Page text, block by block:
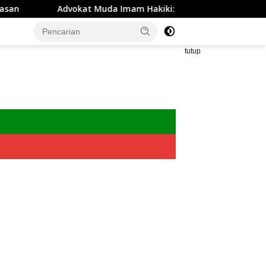
Muda Imam Hakiki: Integritas Harus Menjadi Fondasi
tutup